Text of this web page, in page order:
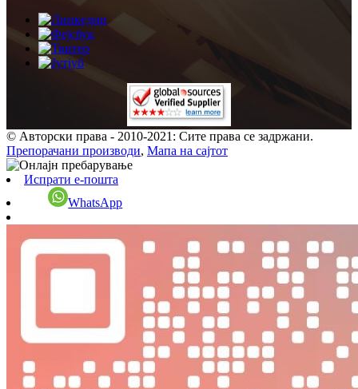
© Авторски права - 2010-2021: Сите права се задржани.
Препорачани производи, Мапа на сајтот
Испрати е-пошта
WhatsApp